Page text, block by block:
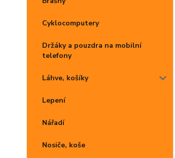
Cyklocomputery
Držáky a pouzdra na mobilní
telefony
Láhve, košíky
Lepení
Nářadí
Nosiče, koše